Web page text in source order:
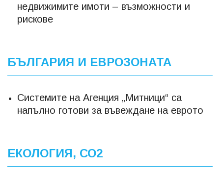
недвижимите имоти – възможности и
рискове
БЪЛГАРИЯ И ЕВРОЗОНАТА
Системите на Агенция „Митници“ са
напълно готови за въвеждане на еврото
ЕКОЛОГИЯ, СО2